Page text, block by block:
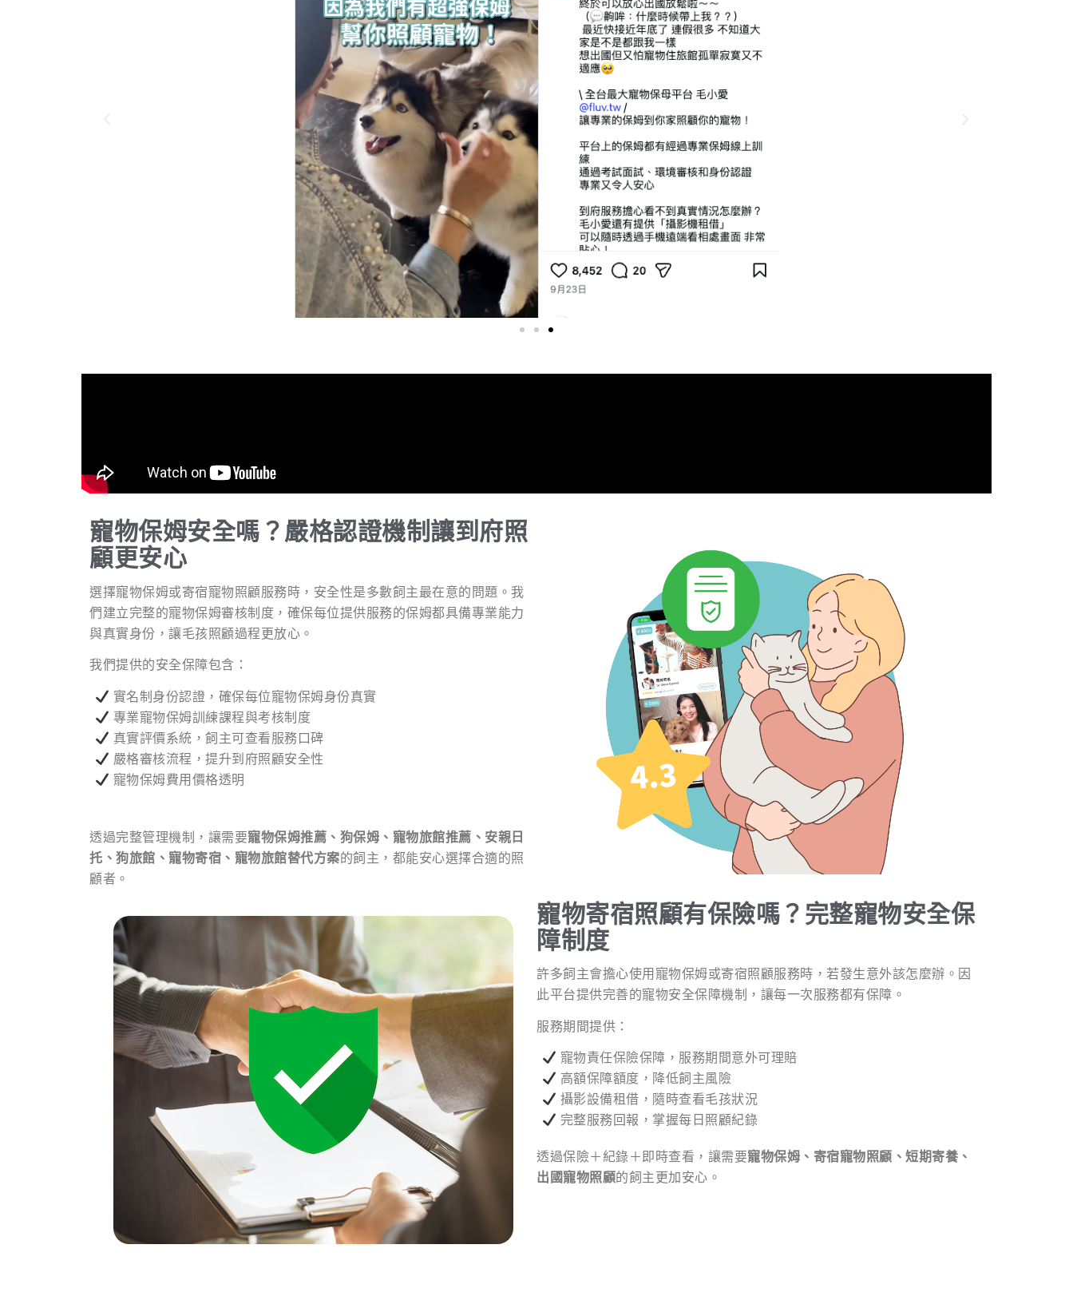
寵物保姆安全嗎？嚴格認證機制讓到府照
顧更安心
選擇寵物保姆或寄宿寵物照顧服務時，安全性是多數飼主最在意的問題。我
們建立完整的寵物保姆審核制度，確保每位提供服務的保姆都具備專業能力
與真實身份，讓毛孩照顧過程更放心。
我們提供的安全保障包含：
實名制身份認證，確保每位寵物保姆身份真實
專業寵物保姆訓練課程與考核制度
真實評價系統，飼主可查看服務口碑
嚴格審核流程，提升到府照顧安全性
寵物保姆費用價格透明
透過完整管理機制，讓需要寵物保姆推薦、狗保姆、寵物旅館推薦、安親日
托、狗旅館、寵物寄宿、寵物旅館替代方案的飼主，都能安心選擇合適的照
顧者。
寵物寄宿照顧有保險嗎？完整寵物安全保
障制度
許多飼主會擔心使用寵物保姆或寄宿照顧服務時，若發生意外該怎麼辦。因
此平台提供完善的寵物安全保障機制，讓每一次服務都有保障。
服務期間提供：
寵物責任保險保障，服務期間意外可理賠
高額保障額度，降低飼主風險
攝影設備租借，隨時查看毛孩狀況
完整服務回報，掌握每日照顧紀錄
透過保險＋紀錄＋即時查看，讓需要寵物保姆、寄宿寵物照顧、短期寄養、
出國寵物照顧的飼主更加安心。